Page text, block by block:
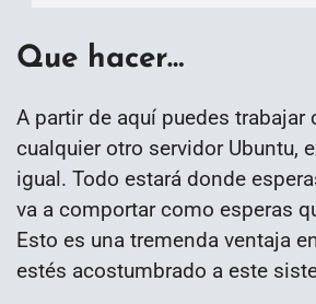
Que hacer…
A partir de aquí puedes trabajar
cualquier otro servidor Ubuntu,
igual. Todo estará donde
va a comportar como esperas
Esto es una tremenda ventaja
estés acostumbrado a este